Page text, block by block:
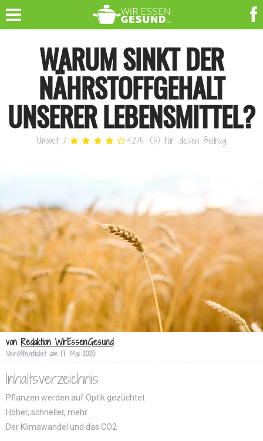
WARUM SINKT DER
NÄHRSTOFFGEHALT
UNSERER LEBENSMITTEL?
Umwelt/ 4.2/5 (5) für diesen Beitrag
von Redaktion WirEssenGesund
Veröffentlicht am 17. Mai 2020
Inhaltsverzeichnis
Pflanzen werden auf Optik gezüchtet
Höher, schneller, mehr
Der Klimawandel und das CO2